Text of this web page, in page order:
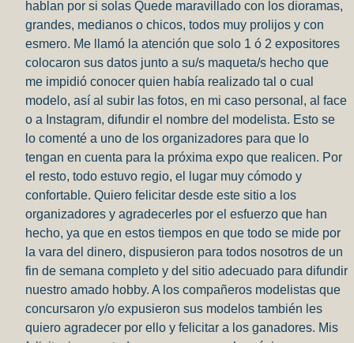
hablan por si solas Quede maravillado con los dioramas,
grandes, medianos o chicos, todos muy prolijos y con
esmero. Me llamó la atención que solo 1 ó 2 expositores
colocaron sus datos junto a su/s maqueta/s hecho que
me impidió conocer quien había realizado tal o cual
modelo, así al subir las fotos, en mi caso personal, al face
o a Instagram, difundir el nombre del modelista. Esto se
lo comenté a uno de los organizadores para que lo
tengan en cuenta para la próxima expo que realicen. Por
el resto, todo estuvo regio, el lugar muy cómodo y
confortable. Quiero felicitar desde este sitio a los
organizadores y agradecerles por el esfuerzo que han
hecho, ya que en estos tiempos en que todo se mide por
la vara del dinero, dispusieron para todos nosotros de un
fin de semana completo y del sitio adecuado para difundir
nuestro amado hobby. A los compañeros modelistas que
concursaron y/o expusieron sus modelos también les
quiero agradecer por ello y felicitar a los ganadores. Mis